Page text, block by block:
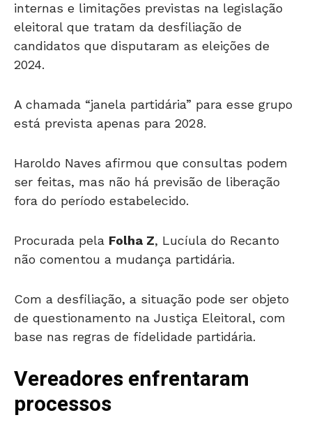
internas e limitações previstas na legislação
eleitoral que tratam da desfiliação de
candidatos que disputaram as eleições de
2024.
A chamada “janela partidária” para esse grupo
está prevista apenas para 2028.
Haroldo Naves afirmou que consultas podem
ser feitas, mas não há previsão de liberação
fora do período estabelecido.
Procurada pela Folha Z, Lucíula do Recanto
não comentou a mudança partidária.
Com a desfiliação, a situação pode ser objeto
de questionamento na Justiça Eleitoral, com
base nas regras de fidelidade partidária.
Vereadores enfrentaram
processos